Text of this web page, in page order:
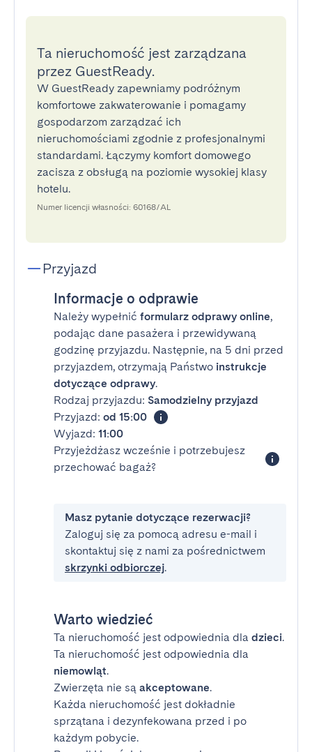
Ta nieruchomość jest zarządzana
przez GuestReady.
W GuestReady zapewniamy podróżnym
komfortowe zakwaterowanie i pomagamy
gospodarzom zarządzać ich
nieruchomościami zgodnie z profesjonalnymi
standardami. Łączymy komfort domowego
zacisza z obsługą na poziomie wysokiej klasy
hotelu.
Numer licencji własności: 60168/AL
Przyjazd
Informacje o odprawie
Należy wypełnić formularz odprawy online,
podając dane pasażera i przewidywaną
godzinę przyjazdu. Następnie, na 5 dni przed
przyjazdem, otrzymają Państwo instrukcje
dotyczące odprawy.
Rodzaj przyjazdu: Samodzielny przyjazd
Przyjazd: od 15:00
Wyjazd: 11:00
Przyjeżdżasz wcześnie i potrzebujesz
przechować bagaż?
Masz pytanie dotyczące rezerwacji?
Zaloguj się za pomocą adresu e-mail i
skontaktuj się z nami za pośrednictwem
skrzynki odbiorczej.
Warto wiedzieć
Ta nieruchomość jest odpowiednia dla dzieci.
Ta nieruchomość jest odpowiednia dla
niemowląt.
Zwierzęta nie są akceptowane.
Każda nieruchomość jest dokładnie
sprzątana i dezynfekowana przed i po
każdym pobycie.